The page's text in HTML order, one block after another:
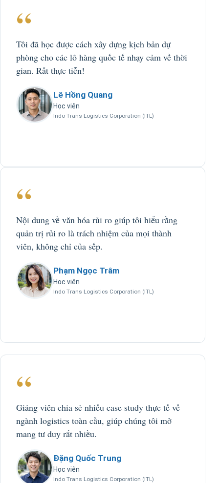
“
Tôi đã học được cách xây dựng kịch bản dự
phòng cho các lô hàng quốc tế nhạy cảm về thời
gian. Rất thực tiễn!
Lê Hồng Quang
Học viên
Indo Trans Logistics Corporation (ITL)
“
Nội dung về văn hóa rủi ro giúp tôi hiểu rằng
quản trị rủi ro là trách nhiệm của mọi thành
viên, không chỉ của sếp.
Phạm Ngọc Trâm
Học viên
Indo Trans Logistics Corporation (ITL)
“
Giảng viên chia sẻ nhiều case study thực tế về
ngành logistics toàn cầu, giúp chúng tôi mở
mang tư duy rất nhiều.
Đặng Quốc Trung
Học viên
Indo Trans Logistics Corporation (ITL)